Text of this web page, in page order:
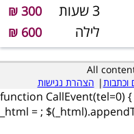
3 שעות 300 ₪
לילה 600 ₪
All
וכתבות | הצהרת נגישות
function CallEvent(tel=0)
_html = ;